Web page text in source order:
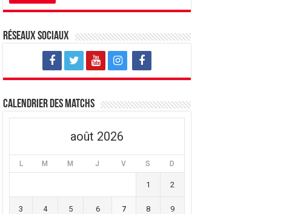
Réseaux sociaux
Calendrier des matchs
août 2026
L M M J V S D
1 2
3 4 5 6 7 8 9